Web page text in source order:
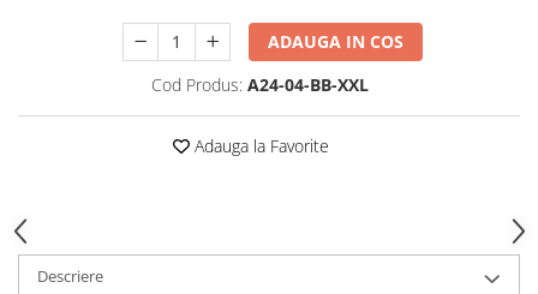
ADAUGA IN COS
Cod Produs: A24-04-BB-XXL
Adauga la Favorite
Descriere